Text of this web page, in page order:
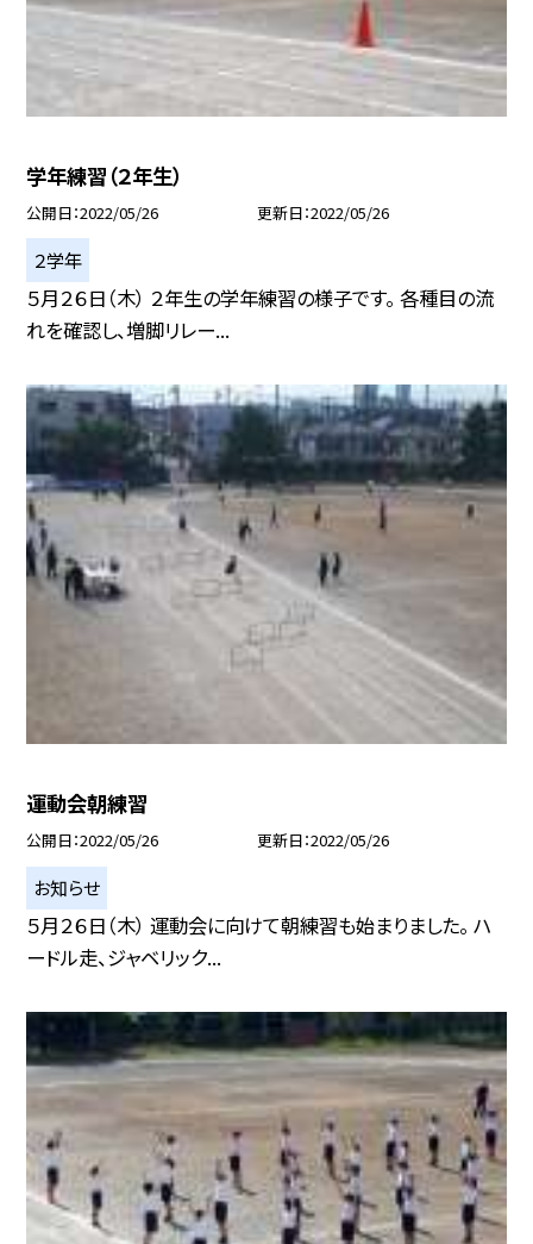
学年練習（２年生）
公開日 2022/05/26 更新日 2022/05/26
２学年
５月２６日（木） ２年生の学年練習の様子です。 各種目の流
れを確認し、増脚リレー...
運動会朝練習
公開日 2022/05/26 更新日 2022/05/26
お知らせ
５月２６日（木） 運動会に向けて朝練習も始まりました。 ハ
ードル走、ジャベリック...